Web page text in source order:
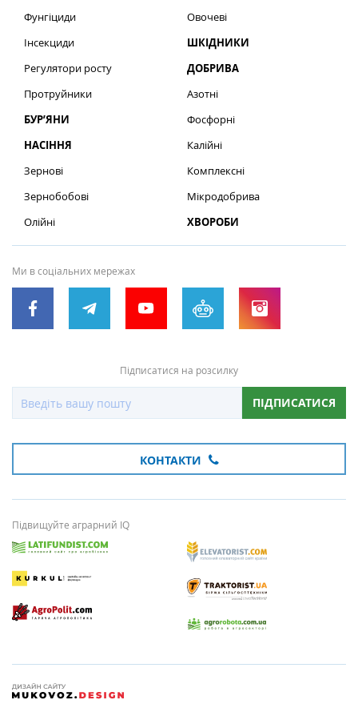
Фунгіциди
Інсекциди
Регулятори росту
Протруйники
БУР’ЯНИ
НАСІННЯ
Зернові
Зернобобові
Олійні
Овочеві
ШКІДНИКИ
ДОБРИВА
Азотні
Фосфорні
Калійні
Комплексні
Мікродобрива
ХВОРОБИ
Ми в соціальних мережах
Підписатися на розсилку
ПІДПИСАТИСЯ
КОНТАКТИ
Підвищуйте аграрний IQ